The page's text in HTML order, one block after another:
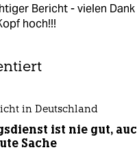
Bericht - vielen
hoch!!!
in Deutschland
ist nie gut,
Sache